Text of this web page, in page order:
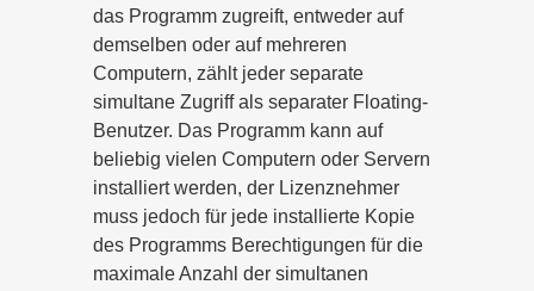
das Programm zugreift, entweder auf
demselben oder auf mehreren
Computern, zählt jeder separate
simultane Zugriff als separater Floating-
Benutzer. Das Programm kann auf
beliebig vielen Computern oder Servern
installiert werden, der Lizenznehmer
muss jedoch für jede installierte Kopie
des Programms Berechtigungen für die
maximale Anzahl der simultanen